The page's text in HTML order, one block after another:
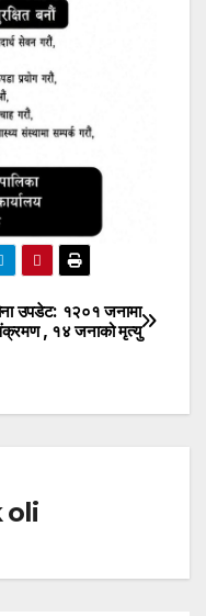
उपडेट: १२०१ जनामा
, १४ जनाको मृत्यु
oli